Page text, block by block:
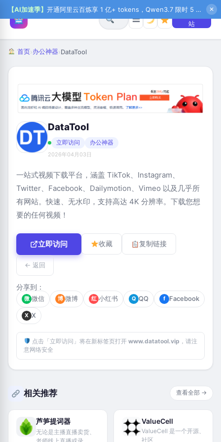
【AI加速季】 开通阿里云百炼享 1 亿+ tokens，Qwen3.7 限时 5 折起，秒悟新注送 1 万积分，加入 OPC 赢百万助力金，QoderWork CN 首月 0 元 ✕
☰
+ 提交网
站
首页›办公神器›DataTool
DataTool
立即访问 办公神器
2026年04月03日
一站式视频下载平台，涵盖 TikTok、Instagram、
Twitter、Facebook、Dailymotion、Vimeo 以及几乎所
有网站。快速、无水印，支持高达 4K 分辨率。下载您想
要的任何视频！
立即访问 收藏 复制链接
← 返回
分享到：
微 微信 博 微博 红 小红书 Q QQ f Facebook
X X
点击「立即访问」将在新标签页打开 www.datatool.vip ，请注
意网络安全
相关推荐 查看全部 →
芦笋提词器
无论是主播直播卖货、
ValueCell
ValueCell 是一个开源、
社区